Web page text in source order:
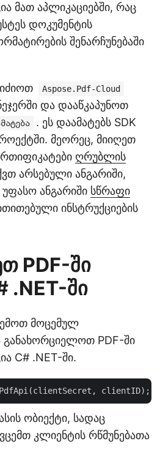
მათ აპლიკაციებში, რაც
დოკუმენტის
შენარჩუნებაში
Aspose.Pdf-Cloud
და დააწკაპუნოთ
. ეს დაამატებს SDK
მეორეც, მიიღეთ
ღრუბლის
არსებული ანგარიში,
ანგარიში სწრაფი
ინსტრუქციების
PDF-ში
.NET-ში
მოცემულ
განახორციელოთ PDF-ში
C# .NET-ში.
ობიექტი, სადაც
კლიენტის რწმუნებათა